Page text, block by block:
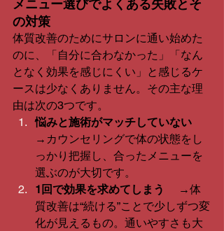
メニュー選びでよくある失敗とそ
の対策
体質改善のためにサロンに通い始めた
のに、「自分に合わなかった」「なん
となく効果を感じにくい」と感じるケ
ースは少なくありません。その主な理
由は次の3つです。
悩みと施術がマッチしていない
→カウンセリングで体の状態をし
っかり把握し、合ったメニューを
選ぶのが大切です。
1回で効果を求めてしまう
→体
質改善は“続ける”ことで少しずつ変
化が見えるもの。通いやすさも大